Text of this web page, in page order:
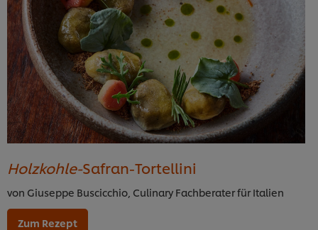
Holzkohle-Safran-Tortellini
von Giuseppe Buscicchio, Culinary Fachberater für Italien
Zum Rezept